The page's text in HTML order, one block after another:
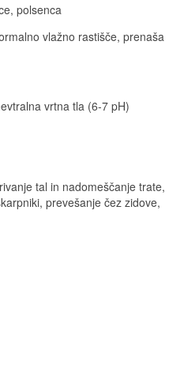
polsenca
vlažno rastišče, prenaša
vrtna tla (6-7 pH)
tal in nadomeščanje trate,
prevešanje čez zidove,